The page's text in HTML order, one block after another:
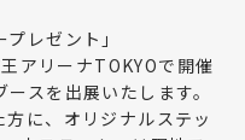
レゼント」
アリーナTOKYOで開催
スを出展いたします。
に、オリジナルステッ